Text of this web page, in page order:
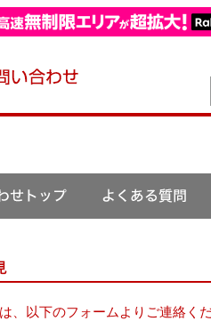
、以下のフォームよりご連絡く